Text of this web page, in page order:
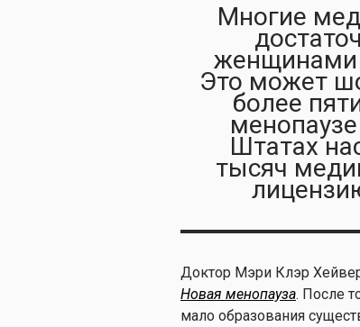
Многие
женщинами
Это может
более
Штатах
тысяч
Доктор Мэри Клэр
Новая менопауза. После
мало образования